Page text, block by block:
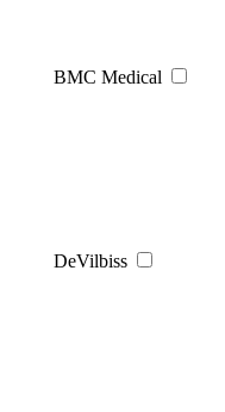
BMC Medical
DeVilbiss